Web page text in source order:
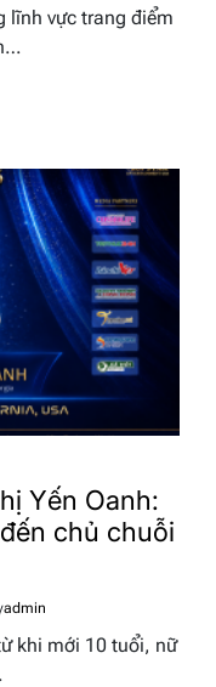
lĩnh vực trang điểm
Yến Oanh:
chủ chuỗi
admin
khi mới 10 tuổi, nữ